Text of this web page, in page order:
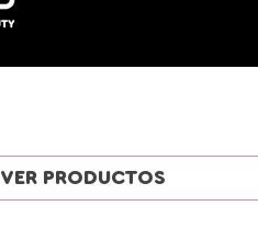
VER PRODUCTOS